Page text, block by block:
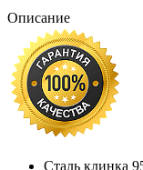
Описание
Сталь клинка